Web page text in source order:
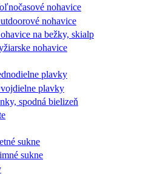
nohavice
nohavice
na bežky, skialp
nohavice
plavky
plavky
spodná bielizeň
sukne
sukne